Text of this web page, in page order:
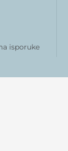
isporuke